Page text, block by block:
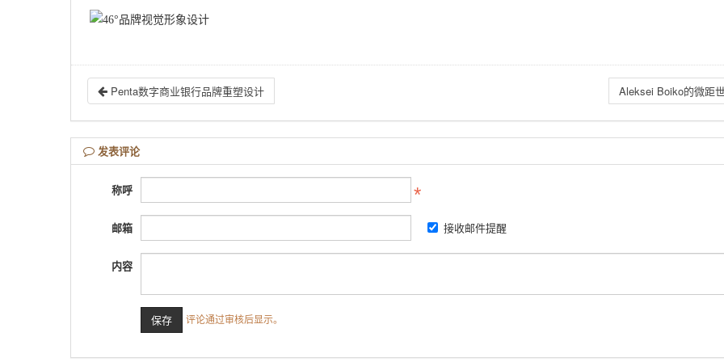
Penta数字商业银行品牌重塑设计 Aleksei Boiko的微距
发表评论
称呼
邮箱 接收邮件提醒
内容
评论通过审核后显示。